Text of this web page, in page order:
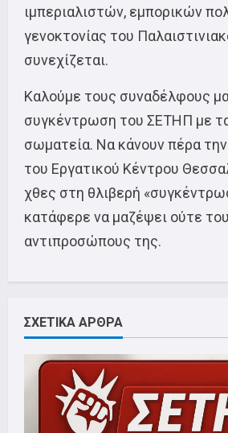
ιμπεριαλιστών, εμπορικών
γενοκτονίας του
συνεχίζεται.
Καλούμε τους συναδέλφους
συγκέντρωση του ΣΕΤΗΠ με
σωματεία. Να κάνουν πέρα
του Εργατικού Κέντρου
χθες στη θλιβερή
κατάφερε να μαζέψει ούτε
αντιπροσώπους της.
ΣΧΕΤΙΚΑ ΑΡΘΡΑ